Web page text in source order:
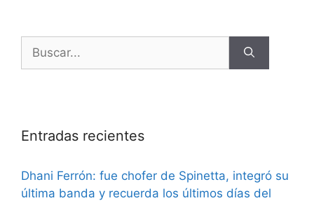
Entradas recientes
Dhani Ferrón: fue chofer de Spinetta, integró su
última banda y recuerda los últimos días del